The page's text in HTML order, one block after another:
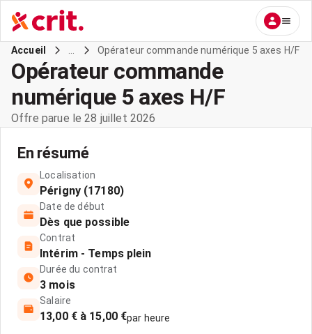
Accueil Opérateur commande numérique 5 axes H/F
Opérateur commande
numérique 5 axes H/F
Offre parue le 28 juillet 2026
En résumé
Localisation
Périgny (17180)
Date de début
Dès que possible
Contrat
Intérim - Temps plein
Durée du contrat
3 mois
Salaire
13,00 € à 15,00 €par heure